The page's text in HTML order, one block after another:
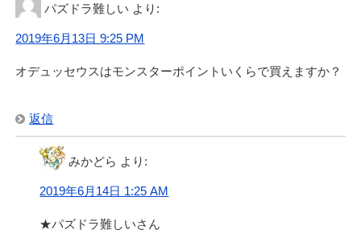
パズドラ難しい より:
2019年6月13日 9:25 PM
オデュッセウスはモンスターポイントいくらで買えますか？
返信
みかどら より:
2019年6月14日 1:25 AM
★パズドラ難しいさん